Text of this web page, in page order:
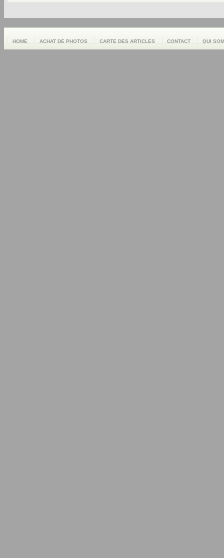
HOME ACHAT DE PHOTOS CARTE DES ARTICLES CONTACT QUI